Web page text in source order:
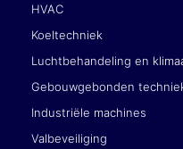
HVAC
Koeltechniek
Luchtbehandeling en
Gebouwgebonden
Industriële machines
Valbeveiliging